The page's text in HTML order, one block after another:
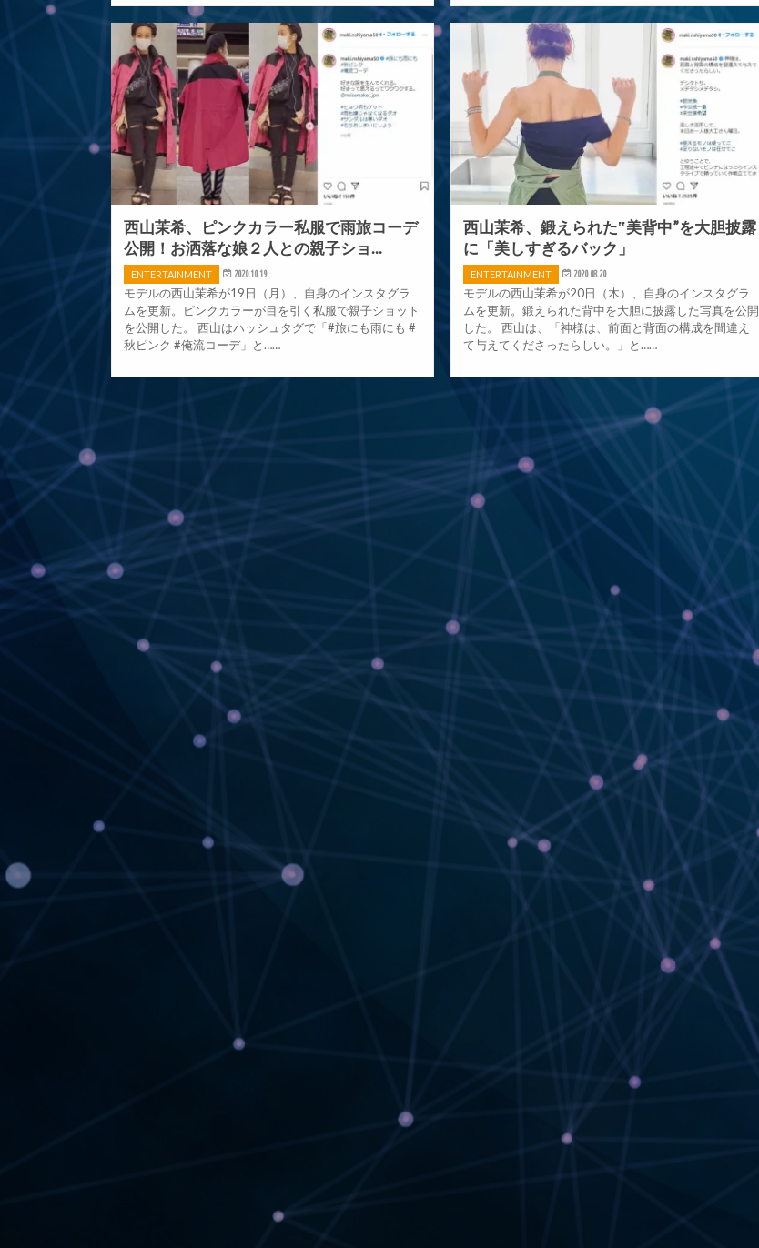
西山茉希、ピンクカラー私服で雨旅コーデ
公開！お洒落な娘２人との親子ショ...
ENTERTAINMENT 2020.10.19
モデルの西山茉希が19日（月）、自身のインスタグラ
ムを更新。ピンクカラーが目を引く私服で親子ショット
を公開した。 西山はハッシュタグで「#旅にも雨にも #
秋ピンク #俺流コーデ」と……
西山茉希、鍛えられた‟美背中”を大胆披露
に「美しすぎるバック」
ENTERTAINMENT 2020.08.20
モデルの西山茉希が20日（木）、自身のインスタグラ
ムを更新。鍛えられた背中を大胆に披露した写真を公開
した。 西山は、「神様は、前面と背面の構成を間違え
て与えてくださったらしい。」と……